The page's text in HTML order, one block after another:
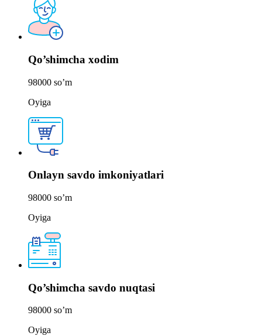
Qo’shimcha xodim
98000 so’m
Oyiga
Onlayn savdo imkoniyatlari
98000 so’m
Oyiga
Qo’shimcha savdo nuqtasi
98000 so’m
Oyiga